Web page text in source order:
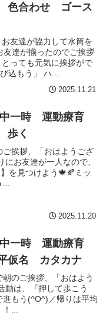
合わせ ゴース
友達が協力して水筒を
達が揃ったのでご挨拶
っても元気に挨拶がで
込もう」 ハ...
2025.11.21
一時 運動療育
く
挨拶、「おはようござ
お友達が一人なので、
を見つけよう🍁🍂ミッ
...
2025.11.20
一時 運動療育
名 カタカナ
のご挨拶、「おはよう
は、『押して歩こう
もう(^O^)／帰りは平均
！...